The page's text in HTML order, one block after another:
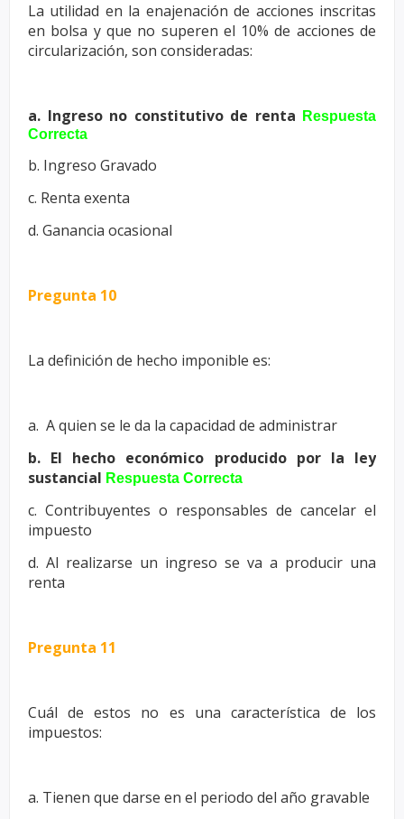
La utilidad en la enajenación de acciones inscritas
en bolsa y que no superen el 10% de acciones de
circularización, son consideradas:
a. Ingreso no constitutivo de renta
Respuesta
Correcta
b. Ingreso Gravado
c. Renta exenta
d. Ganancia ocasional
Pregunta 10
La definición de hecho imponible es:
a. A quien se le da la capacidad de administrar
b. El hecho económico producido por la ley
sustancial Respuesta Correcta
c. Contribuyentes o responsables de cancelar el
impuesto
d. Al realizarse un ingreso se va a producir una
renta
Pregunta 11
Cuál de estos no es una característica de los
impuestos:
a. Tienen que darse en el periodo del año gravable